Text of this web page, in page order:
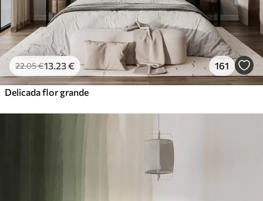
22.05€13 .23€ 161
Delicada flor grande